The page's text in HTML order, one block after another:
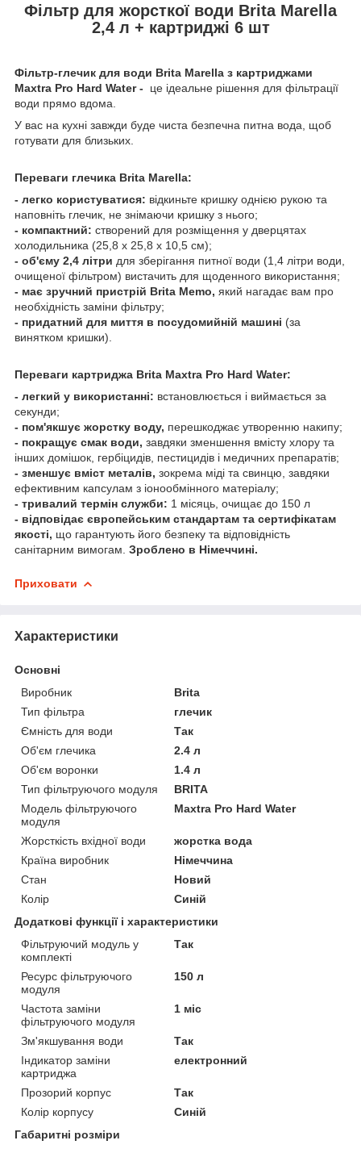
Фільтр для жорсткої води Brita Marella
2,4 л + картриджі 6 шт
Фільтр-глечик для води Brita Marella з картриджами
Maxtra Pro Hard Water - це ідеальне рішення для фільтрації
води прямо вдома.
У вас на кухні завжди буде чиста безпечна питна вода, щоб
готувати для близьких.
Переваги глечика Brita Marella:
- легко користуватися: відкиньте кришку однією рукою та
наповніть глечик, не знімаючи кришку з нього;
- компактний: створений для розміщення у дверцятах
холодильника (25,8 x 25,8 x 10,5 см);
- об'єму 2,4 літри для зберігання питної води (1,4 літри води,
очищеної фільтром) вистачить для щоденного використання;
- має зручний пристрій Brita Memo, який нагадає вам про
необхідність заміни фільтру;
- придатний для миття в посудомийній машині (за
винятком кришки).
Переваги картриджа Brita Maxtra Pro Hard Water:
- легкий у використанні: встановлюється і виймається за
секунди;
- пом'якшує жорстку воду, перешкоджає утворенню накипу;
- покращує смак води, завдяки зменшення вмісту хлору та
інших домішок, гербіцидів, пестицидів і медичних препаратів;
- зменшує вміст металів, зокрема міді та свинцю, завдяки
ефективним капсулам з іонообмінного матеріалу;
- тривалий термін служби: 1 місяць, очищає до 150 л
- відповідає європейським стандартам та сертифікатам
якості, що гарантують його безпеку та відповідність
санітарним вимогам. Зроблено в Німеччині.
Приховати
Характеристики
Основні
Виробник
Brita
Тип фільтра
глечик
Ємність для води
Так
Об'єм глечика
2.4 л
Об'єм воронки
1.4 л
Тип фільтруючого модуля
BRITA
Модель фільтруючого
модуля
Maxtra Pro Hard Water
Жорсткість вхідної води
жорстка вода
Країна виробник
Німеччина
Стан
Новий
Колір
Синій
Додаткові функції і характеристики
Фільтруючий модуль у
комплекті
Так
Ресурс фільтруючого
модуля
150 л
Частота заміни
фільтруючого модуля
1 міс
Зм'якшування води
Так
Індикатор заміни
картриджа
електронний
Прозорий корпус
Так
Колір корпусу
Синій
Габаритні розміри